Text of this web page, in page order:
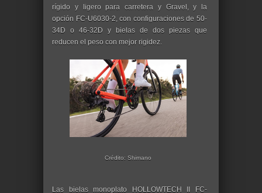
rígido y ligero para carretera y Gravel, y la
opción FC-U6030-2, con configuraciones de 50-
34D o 46-32D y bielas de dos piezas que
reducen el peso con mejor rigidez.
Crédito: Shimano
Las bielas monoplato HOLLOWTECH II FC-